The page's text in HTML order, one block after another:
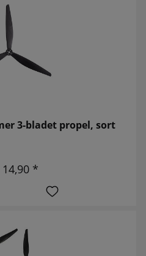
3-bladet propel, sort
*